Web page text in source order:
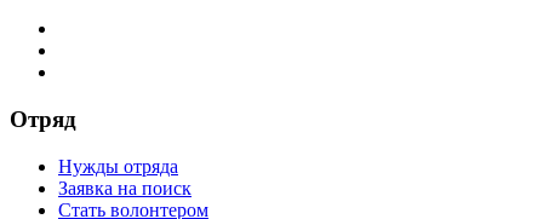
Отряд
Нужды отряда
Заявка на поиск
Стать волонтером